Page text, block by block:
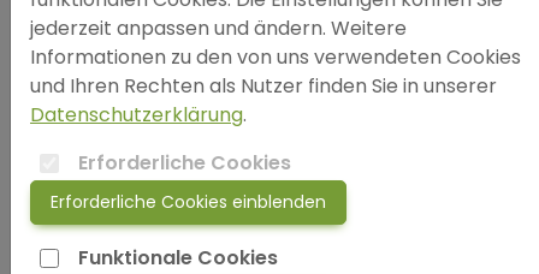
SOS
login
Die folgenden Hinweise geben einen einfachen
Überblick darüber, was mit Ihren
personenbezogenen Daten passiert, wenn Sie diese
Website besuchen. Personenbezogene Daten sind
alle Daten, mit denen Sie persönlich identifiziert
werden können. Ausführliche Informationen zum
Thema Datenschutz entnehmen Sie unserer unter
diesem Text aufgeführten Datenschutzerklärung.
jederzeit anpassen und ändern. Weitere
Informationen zu den von uns verwendeten Cookies
und Ihren Rechten als Nutzer finden Sie in unserer
Datenschutzerklärung.
Erforderliche Cookies
Erforderliche Cookies einblenden
Funktionale Cookies